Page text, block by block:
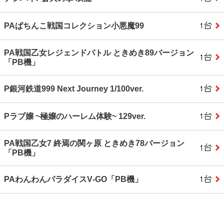
PAぱちんこ戦国コレクション小悪魔99
PA戦国乙女レジェンドバトル ときめき89バージョン
「PB機」
P銀河鉄道999 Next Journey 1/100ver.
Pラブ嬢 ~極嬢のハーレム体験~ 129ver.
PA戦国乙女7 終焉の関ヶ原 ときめき78バージョン
「PB機」
PAわんわんパラダイスV‐GO「PB機」